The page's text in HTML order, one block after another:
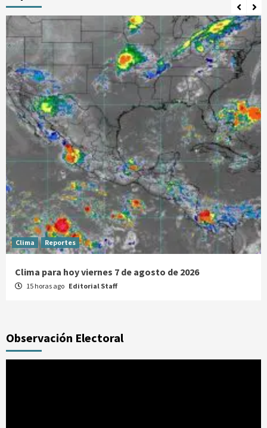
Clima Reportes
Clima para hoy viernes 7 de agosto de 2026
15 horas ago Editorial Staff
Observación Electoral